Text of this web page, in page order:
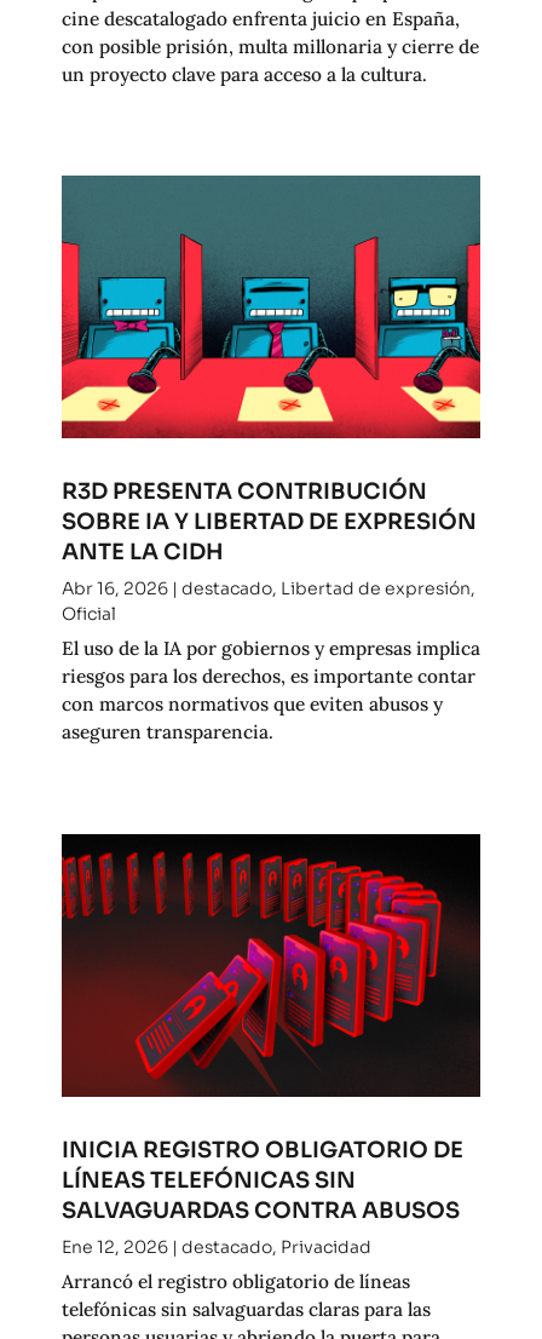
cine descatalogado enfrenta juicio en España,
con posible prisión, multa millonaria y cierre de
un proyecto clave para acceso a la cultura.
R3D PRESENTA CONTRIBUCIÓN
SOBRE IA Y LIBERTAD DE EXPRESIÓN
ANTE LA CIDH
Abr 16, 2026| destacado, Libertad de expresión,
Oficial
El uso de la IA por gobiernos y empresas implica
riesgos para los derechos, es importante contar
con marcos normativos que eviten abusos y
aseguren transparencia.
INICIA REGISTRO OBLIGATORIO DE
LÍNEAS TELEFÓNICAS SIN
SALVAGUARDAS CONTRA ABUSOS
Ene 12, 2026| destacado, Privacidad
Arrancó el registro obligatorio de líneas
telefónicas sin salvaguardas claras para las